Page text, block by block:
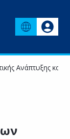
Ανάπτυξης και